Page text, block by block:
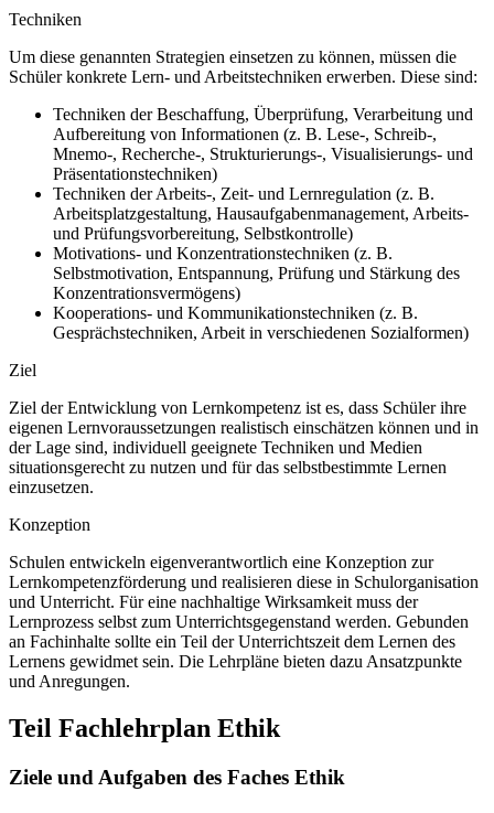
Techniken
Um diese genannten Strategien einsetzen zu können, müssen die
Schüler konkrete Lern- und Arbeitstechniken erwerben. Diese sind:
Techniken der Beschaffung, Überprüfung, Verarbeitung und
Aufbereitung von Informationen (z. B. Lese-, Schreib-,
Mnemo-, Recherche-, Strukturierungs-, Visualisierungs- und
Präsentationstechniken)
Techniken der Arbeits-, Zeit- und Lernregulation (z. B.
Arbeitsplatzgestaltung, Hausaufgabenmanagement, Arbeits-
und Prüfungsvorbereitung, Selbstkontrolle)
Motivations- und Konzentrationstechniken (z. B.
Selbstmotivation, Entspannung, Prüfung und Stärkung des
Konzentrationsvermögens)
Kooperations- und Kommunikationstechniken (z. B.
Gesprächstechniken, Arbeit in verschiedenen Sozialformen)
Ziel
Ziel der Entwicklung von Lernkompetenz ist es, dass Schüler ihre
eigenen Lernvoraussetzungen realistisch einschätzen können und in
der Lage sind, individuell geeignete Techniken und Medien
situationsgerecht zu nutzen und für das selbstbestimmte Lernen
einzusetzen.
Konzeption
Schulen entwickeln eigenverantwortlich eine Konzeption zur
Lernkompetenzförderung und realisieren diese in Schulorganisation
und Unterricht. Für eine nachhaltige Wirksamkeit muss der
Lernprozess selbst zum Unterrichtsgegenstand werden. Gebunden
an Fachinhalte sollte ein Teil der Unterrichtszeit dem Lernen des
Lernens gewidmet sein. Die Lehrpläne bieten dazu Ansatzpunkte
und Anregungen.
Teil Fachlehrplan Ethik
Ziele und Aufgaben des Faches Ethik